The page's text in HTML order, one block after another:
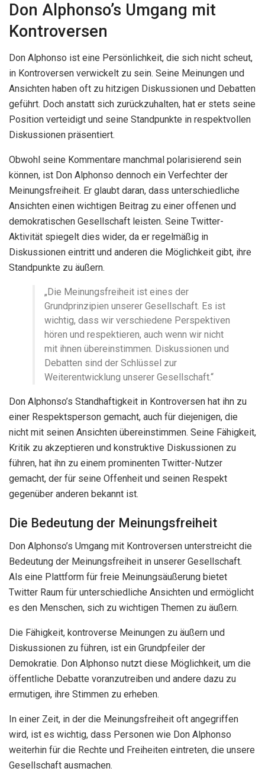
Don Alphonso’s Umgang mit
Kontroversen
Don Alphonso ist eine Persönlichkeit, die sich nicht scheut,
in Kontroversen verwickelt zu sein. Seine Meinungen und
Ansichten haben oft zu hitzigen Diskussionen und Debatten
geführt. Doch anstatt sich zurückzuhalten, hat er stets seine
Position verteidigt und seine Standpunkte in respektvollen
Diskussionen präsentiert.
Obwohl seine Kommentare manchmal polarisierend sein
können, ist Don Alphonso dennoch ein Verfechter der
Meinungsfreiheit. Er glaubt daran, dass unterschiedliche
Ansichten einen wichtigen Beitrag zu einer offenen und
demokratischen Gesellschaft leisten. Seine Twitter-
Aktivität spiegelt dies wider, da er regelmäßig in
Diskussionen eintritt und anderen die Möglichkeit gibt, ihre
Standpunkte zu äußern.
„Die Meinungsfreiheit ist eines der
Grundprinzipien unserer Gesellschaft. Es ist
wichtig, dass wir verschiedene Perspektiven
hören und respektieren, auch wenn wir nicht
mit ihnen übereinstimmen. Diskussionen und
Debatten sind der Schlüssel zur
Weiterentwicklung unserer Gesellschaft.“
Don Alphonso’s Standhaftigkeit in Kontroversen hat ihn zu
einer Respektsperson gemacht, auch für diejenigen, die
nicht mit seinen Ansichten übereinstimmen. Seine Fähigkeit,
Kritik zu akzeptieren und konstruktive Diskussionen zu
führen, hat ihn zu einem prominenten Twitter-Nutzer
gemacht, der für seine Offenheit und seinen Respekt
gegenüber anderen bekannt ist.
Die Bedeutung der Meinungsfreiheit
Don Alphonso’s Umgang mit Kontroversen unterstreicht die
Bedeutung der Meinungsfreiheit in unserer Gesellschaft.
Als eine Plattform für freie Meinungsäußerung bietet
Twitter Raum für unterschiedliche Ansichten und ermöglicht
es den Menschen, sich zu wichtigen Themen zu äußern.
Die Fähigkeit, kontroverse Meinungen zu äußern und
Diskussionen zu führen, ist ein Grundpfeiler der
Demokratie. Don Alphonso nutzt diese Möglichkeit, um die
öffentliche Debatte voranzutreiben und andere dazu zu
ermutigen, ihre Stimmen zu erheben.
In einer Zeit, in der die Meinungsfreiheit oft angegriffen
wird, ist es wichtig, dass Personen wie Don Alphonso
weiterhin für die Rechte und Freiheiten eintreten, die unsere
Gesellschaft ausmachen.